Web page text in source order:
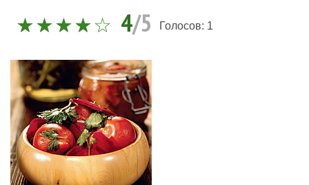
4/5 Голосов: 1